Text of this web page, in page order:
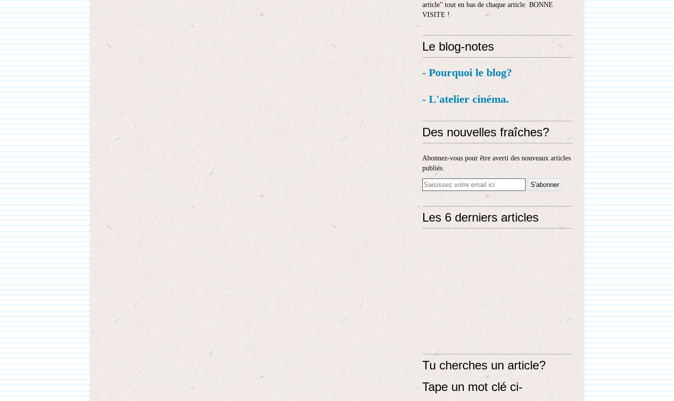
article" tout en bas de chaque article. BONNE
VISITE !
Le blog-notes
- Pourquoi le blog?
- L'atelier cinéma.
Des nouvelles fraîches?
Abonnez-vous pour être averti des nouveaux articles
publiés.
Les 6 derniers articles
Tu cherches un article?
Tape un mot clé ci-